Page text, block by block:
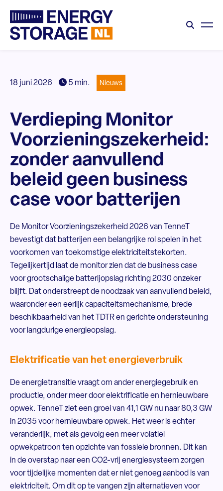
18 juni 2026 5 min. Nieuws
Verdieping Monitor
Voorzieningszekerheid:
zonder aanvullend
beleid geen business
case voor batterijen
De Monitor Voorzieningszekerheid 2026 van TenneT
bevestigt dat batterijen een belangrijke rol spelen in het
voorkomen van toekomstige elektriciteitstekorten.
Tegelijkertijd laat de monitor zien dat de business case
voor grootschalige batterijopslag richting 2030 onzeker
blijft. Dat onderstreept de noodzaak van aanvullend beleid,
waaronder een eerlijk capaciteitsmechanisme, brede
beschikbaarheid van het TDTR en gerichte ondersteuning
voor langdurige energieopslag.
Elektrificatie van het energieverbruik
De energietransitie vraagt om ander energiegebruik en
productie, onder meer door elektrificatie en hernieuwbare
opwek. TenneT ziet een groei van 41,1 GW nu naar 80,3 GW
in 2035 voor hernieuwbare opwek. Het weer is echter
veranderlijk, met als gevolg een meer volatiel
opwekpatroon ten opzichte van fossiele bronnen. Dit kan
in de overstap naar een CO2-vrij energiesysteem zorgen
voor tijdelijke momenten dat er niet genoeg aanbod is van
elektriciteit. Om dit op te vangen zijn alternatieven voor